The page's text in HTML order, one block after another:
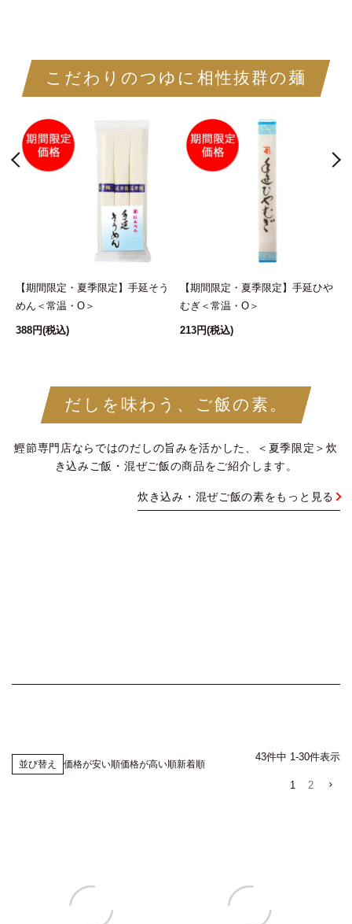
こだわりのつゆに相性抜群の麺
【期間限定・夏季限定】手延そう
めん＜常温・O＞
388円(税込)
【期間限定・夏季限定】手延ひや
むぎ＜常温・O＞
213円(税込)
だしを味わう、ご飯の素。
鰹節専門店ならではのだしの旨みを活かした、＜夏季限定＞炊
き込みご飯・混ぜご飯の商品をご紹介します。
炊き込み・混ぜご飯の素をもっと見る
並び替え 価格が安い順価格が高い順新着順
43件中 1-30件表示
1 2